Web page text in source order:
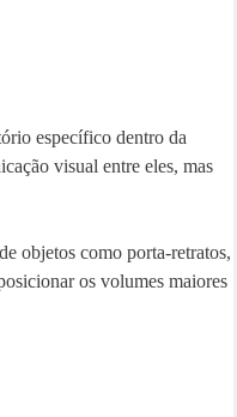
específico dentro da
visual entre eles, mas
objetos como porta-retratos,
os volumes maiores